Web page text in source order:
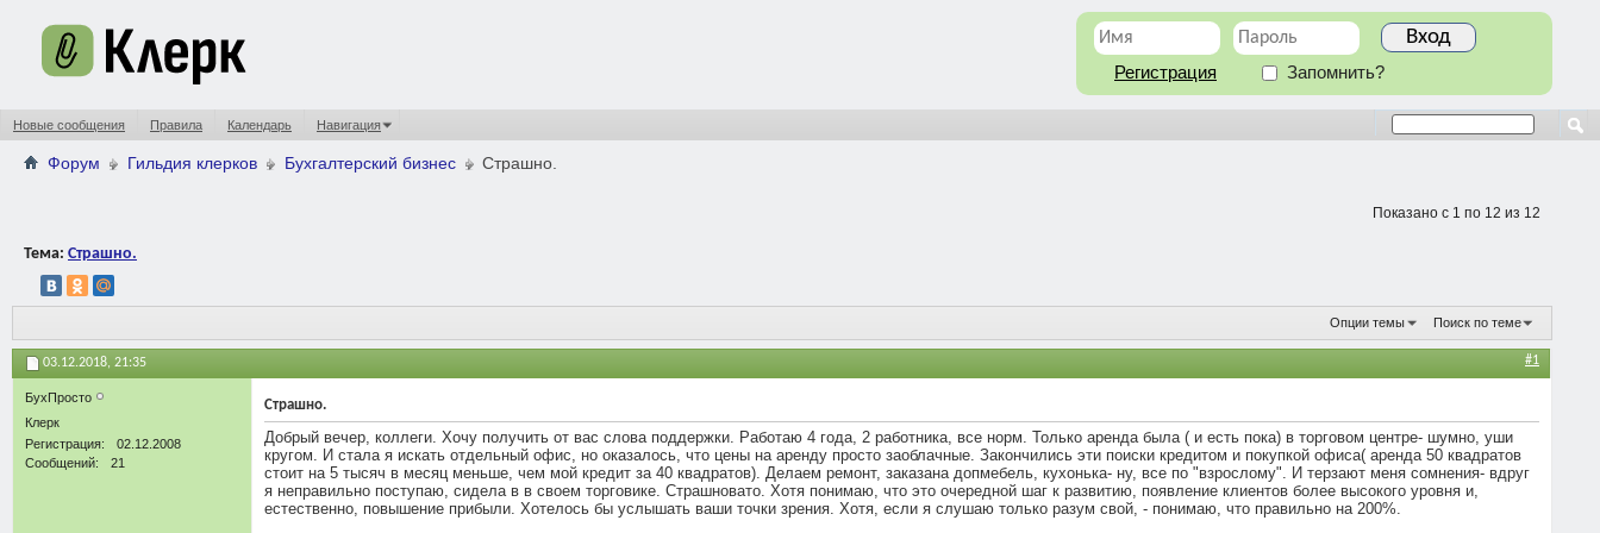
Регистрация Запомнить?
Новые сообщения Правила Календарь Навигация
Форум Гильдия клерков Бухгалтерский бизнес Страшно.
Показано с 1 по 12 из 12
Тема: Страшно.
Опции темы Поиск по теме
03.12.2018, 21:35 #1
БухПросто
Клерк
Регистрация
02.12.2008
Сообщений
21
Страшно.
Добрый вечер, коллеги. Хочу получить от вас слова поддержки. Работаю 4 года, 2 работника, все норм. Только аренда была ( и есть пока) в торговом центре- шумно, уши
кругом. И стала я искать отдельный офис, но оказалось, что цены на аренду просто заоблачные. Закончились эти поиски кредитом и покупкой офиса( аренда 50 квадратов
стоит на 5 тысяч в месяц меньше, чем мой кредит за 40 квадратов). Делаем ремонт, заказана допмебель, кухонька- ну, все по "взрослому". И терзают меня сомнения- вдруг
я неправильно поступаю, сидела в в своем торговике. Страшновато. Хотя понимаю, что это очередной шаг к развитию, появление клиентов более высокого уровня и,
естественно, повышение прибыли. Хотелось бы услышать ваши точки зрения. Хотя, если я слушаю только разум свой, - понимаю, что правильно на 200%.